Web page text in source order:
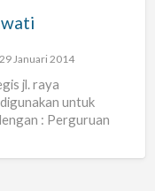
29 Januari 2014
jl. raya
untuk
: Perguruan